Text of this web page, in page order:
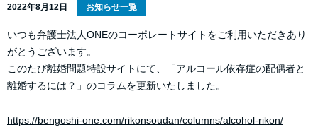
2022年8月12日 お知らせ一覧
いつも弁護士法人ONEのコーポレートサイトをご利用いただきあり
がとうございます。
このたび離婚問題特設サイトにて、「アルコール依存症の配偶者と
離婚するには？」のコラムを更新いたしました。
https://bengoshi-one.com/rikonsoudan/columns/alcohol-rikon/